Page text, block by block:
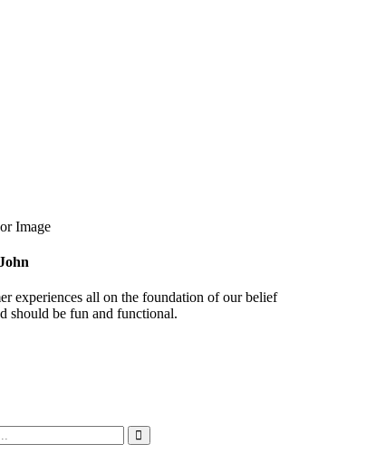
experiences all on the foundation of our belief
should be fun and functional.